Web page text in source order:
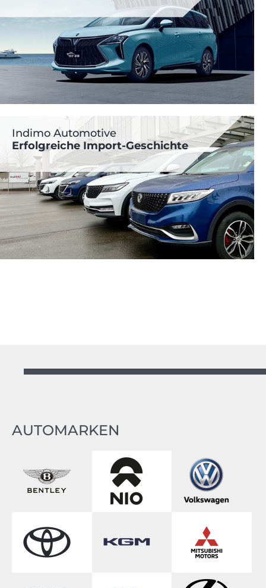
Indimo Automotive
Erfolgreiche Import-Geschichte
AUTOMARKEN